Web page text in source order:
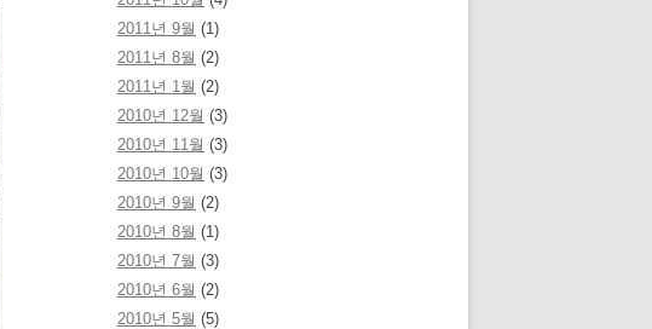
2011년 9월 (1)
2011년 8월 (2)
2011년 1월 (2)
2010년 12월 (3)
2010년 11월 (3)
2010년 10월 (3)
2010년 9월 (2)
2010년 8월 (1)
2010년 7월 (3)
2010년 6월 (2)
2010년 5월 (5)